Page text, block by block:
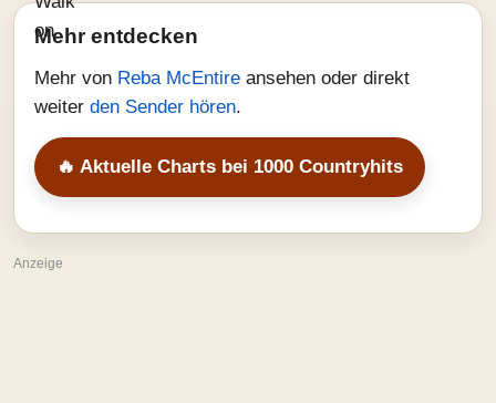
Mehr entdecken
Mehr von Reba McEntire ansehen oder direkt
weiter den Sender hören.
🔥 Aktuelle Charts bei 1000 Countryhits
Anzeige